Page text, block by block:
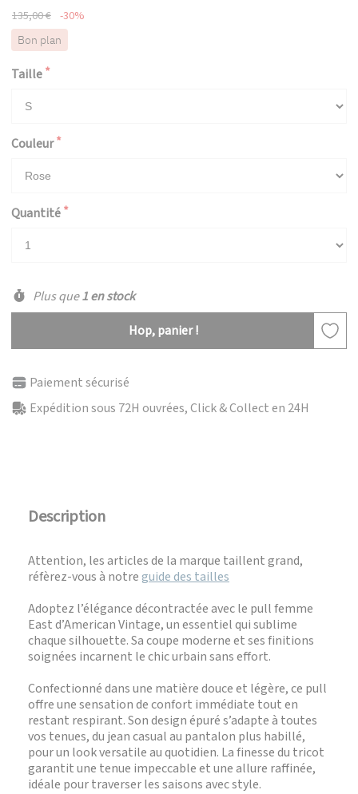
135,00 € -30%
Bon plan
Taille
Couleur
Quantité
Plus que1 en stock
Hop, panier !
Paiement sécurisé
Expédition sous 72H ouvrées, Click & Collect en 24H
Description
Attention, les articles de la marque taillent grand,
réfèrez-vous à notreguide des tailles
Adoptez l’élégance décontractée avec le pull femme
East d’American Vintage, un essentiel qui sublime
chaque silhouette. Sa coupe moderne et ses finitions
soignées incarnent le chic urbain sans effort.
Confectionné dans une matière douce et légère, ce pull
offre une sensation de confort immédiate tout en
restant respirant. Son design épuré s’adapte à toutes
vos tenues, du jean casual au pantalon plus habillé,
pour un look versatile au quotidien. La finesse du tricot
garantit une tenue impeccable et une allure raffinée,
idéale pour traverser les saisons avec style.